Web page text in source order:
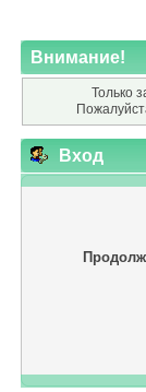
Внимание!
Только
Вход